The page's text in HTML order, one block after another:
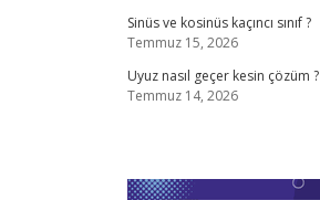
Sinüs ve kosinüs kaçıncı sınıf ?
Temmuz 15, 2026
Uyuz nasıl geçer kesin çözüm ?
Temmuz 14, 2026